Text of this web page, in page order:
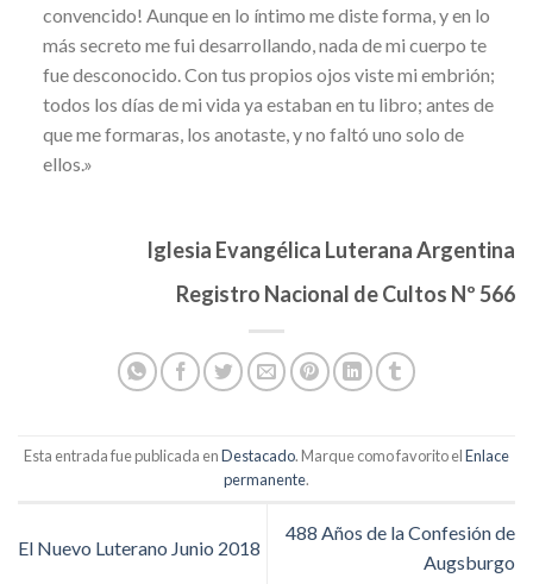
convencido! Aunque en lo íntimo me diste forma, y en lo
más secreto me fui desarrollando, nada de mi cuerpo te
fue desconocido. Con tus propios ojos viste mi embrión;
todos los días de mi vida ya estaban en tu libro; antes de
que me formaras, los anotaste, y no faltó uno solo de
ellos.»
Iglesia Evangélica Luterana Argentina
Registro Nacional de Cultos Nº 566
Esta entrada fue publicada enDestacado. Marque como favorito elEnlace
permanente.
El Nuevo Luterano Junio 2018
488 Años de la Confesión de
Augsburgo